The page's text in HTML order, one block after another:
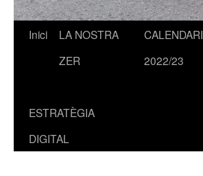
Vés
Inici
LA NOSTRA
ZER
CALENDARI
2022/23
ESTRATÈGIA
DIGITAL